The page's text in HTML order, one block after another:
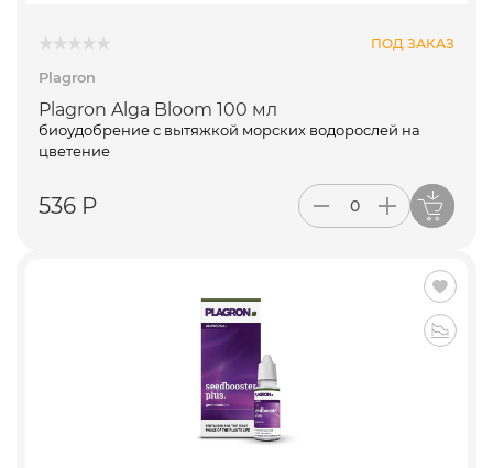
ПОД ЗАКАЗ
Plagron
Plagron Alga Bloom 100 мл
биоудобрение с вытяжкой морских водорослей на
цветение
536 Р